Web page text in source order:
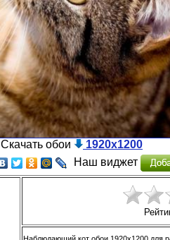
Скачать обои 1920x1200
Наш виджет